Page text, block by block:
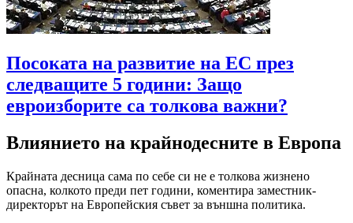
Посоката на развитие на ЕС през
следващите 5 години: Защо
евроизборите са толкова важни?
Влиянието на крайнодесните в Европа
Крайната десница сама по себе си не е толкова жизнено
опасна, колкото преди пет години, коментира заместник-
директорът на Европейския съвет за външна политика.